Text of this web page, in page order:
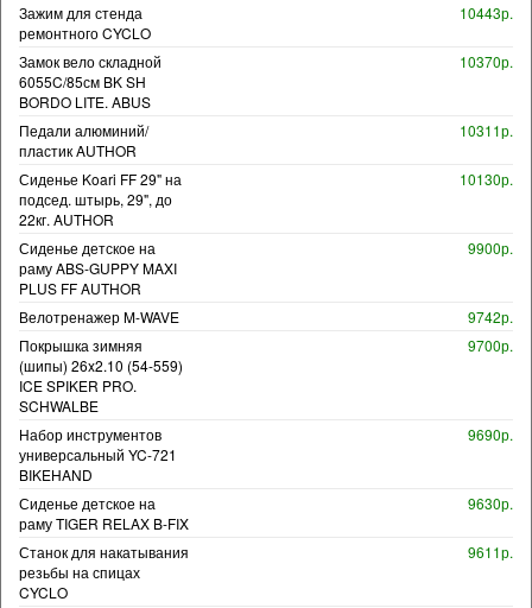
Зажим для стенда
ремонтного CYCLO
10443р.
Замок вело складной
6055C/85см BK SH
BORDO LITE. ABUS
10370р.
Педали алюминий/
пластик AUTHOR
10311р.
Сиденье Koari FF 29" на
подсед. штырь, 29", до
22кг. AUTHOR
10130р.
Сиденье детское на
раму ABS-GUPPY MAXI
PLUS FF AUTHOR
9900р.
Велотренажер M-WAVE
9742р.
Покрышка зимняя
(шипы) 26x2.10 (54-559)
ICE SPIKER PRO.
SCHWALBE
9700р.
Набор инструментов
универсальный YC-721
BIKEHAND
9690р.
Сиденье детское на
раму TIGER RELAX B-FIX
9630р.
Станок для накатывания
резьбы на спицах
CYCLO
9611р.